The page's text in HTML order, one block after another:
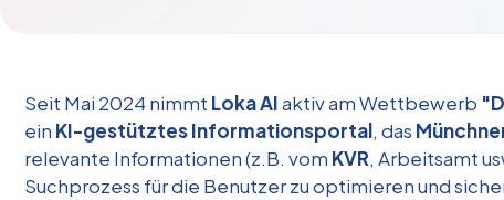
Seit Mai 2024 nimmt Loka AIaktiv am Wettbewerb
ein KI-gestütztes Informationsportal, das
relevante Informationen (z.B. vom KVR, Arbeitsamt
Suchprozess für die Benutzer zu optimieren und